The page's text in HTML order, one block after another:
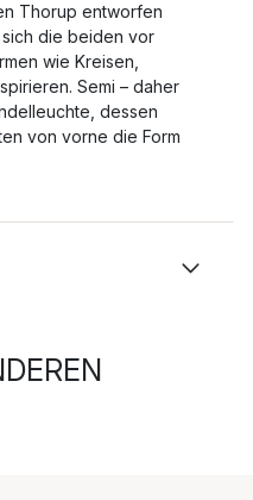
Thorup entworfen
die beiden vor
wie Kreisen,
Semi – daher
dessen
von vorne die Form